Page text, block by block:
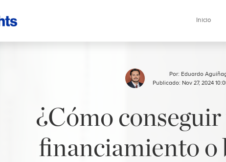
Inicio
Por: Eduardo
Publicado: Nov 27, 2024
¿Cómo
financiamiento o